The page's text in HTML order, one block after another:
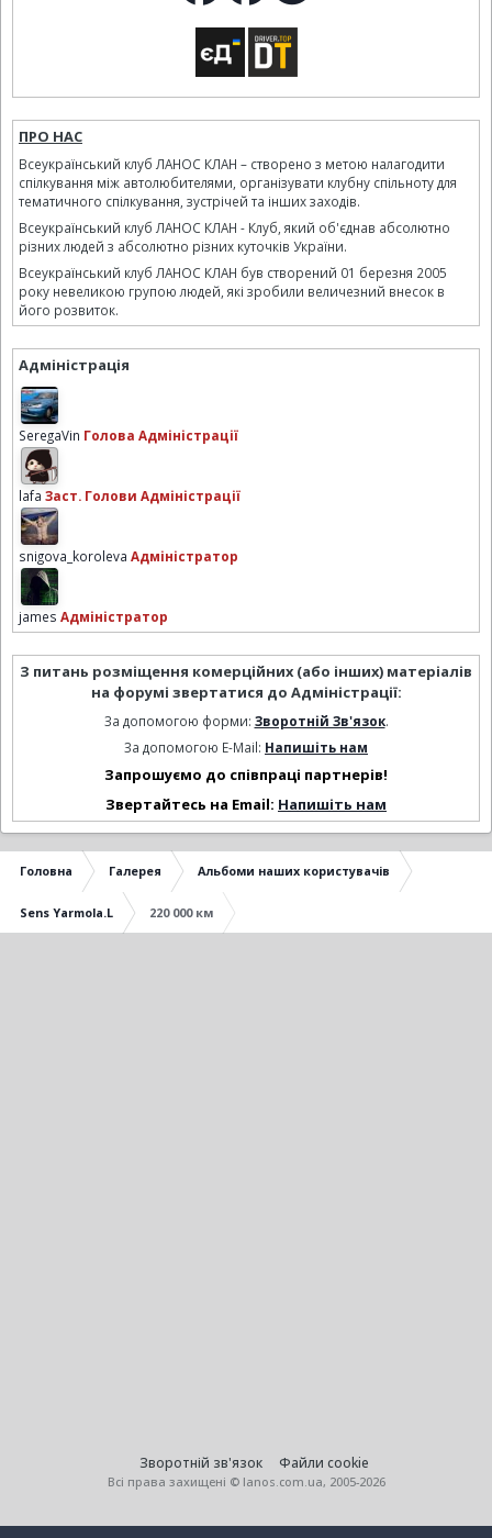
ПРО НАС
Всеукраїнський клуб ЛАНОС КЛАН – створено з метою налагодити
спілкування між автолюбителями, організувати клубну спільноту для
тематичного спілкування, зустрічей та інших заходів.
Всеукраїнський клуб ЛАНОС КЛАН - Клуб, який об'єднав абсолютно
різних людей з абсолютно різних куточків України.
Всеукраїнський клуб ЛАНОС КЛАН був створений 01 березня 2005
року невеликою групою людей, які зробили величезний внесок в
його розвиток.
Адміністрація
SeregaVin Голова Адміністрації
lafa Заст. Голови Адміністрації
snigova_koroleva Адміністратор
james Адміністратор
З питань розміщення комерційних (або інших) матеріалів
на форумі звертатися до Адміністрації:
За допомогою форми: Зворотній Зв'язок.
За допомогою E-Mail: Напишіть нам
Запрошуємо до співпраці партнерів!
Звертайтесь на Email: Напишіть нам
Головна Галерея Альбоми наших користувачів
Sens Yarmola.L 220 000 км
Зворотній зв'язок Файли cookie
Всі права захищені © lanos.com.ua, 2005-2026